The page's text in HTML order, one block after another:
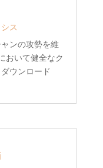
ス
ンの攻勢を維
おいて健全なク
ウンロード